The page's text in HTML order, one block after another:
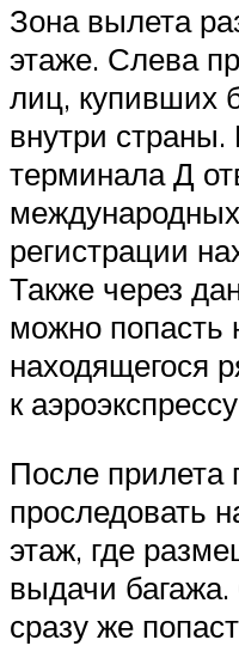
Зона вылета
этаже. Слева
лиц, купивших
внутри
терминала Д
регистрации
Также через
можно попасть
находящегося
к
После
проследовать
этаж, где
выдачи
сразу же